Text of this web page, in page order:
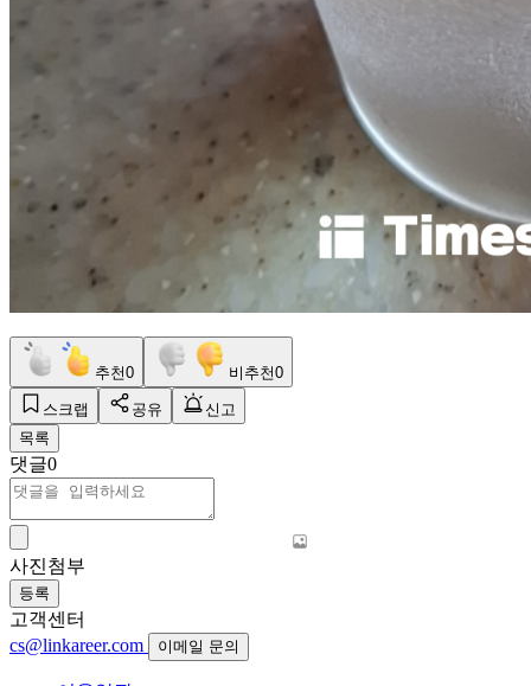
추천0 비추천0
스크랩 공유
신고
목록
댓글0
사진첨부
등록
고객센터
cs@linkareer.com
이메일 문의